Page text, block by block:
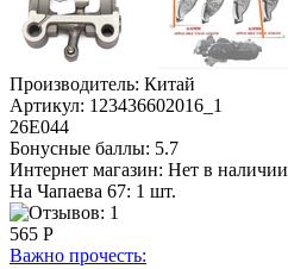
Производитель: Китай
Артикул: 123436602016_1
26Е044
Бонусные баллы: 5.7
Интернет магазин: Нет в наличии
На Чапаева 67: 1 шт.
565 Р
Важно прочесть: